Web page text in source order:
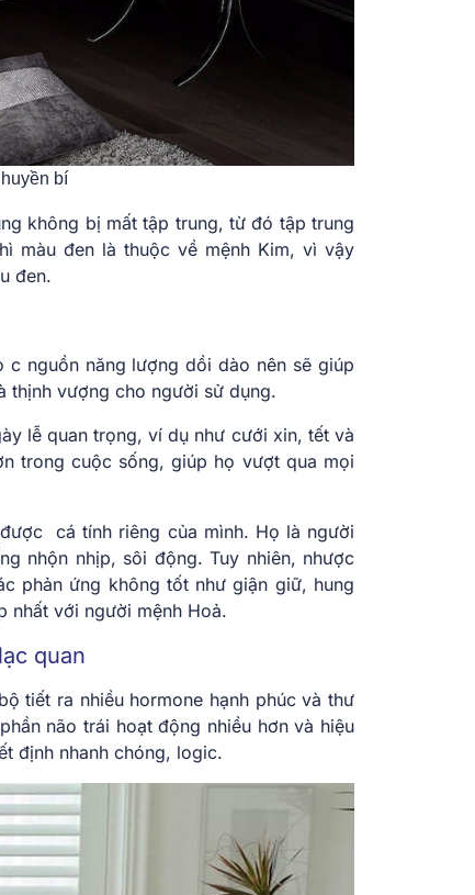
bí
không bị mất tập trung, từ đó tập trung
màu đen là thuộc về mệnh Kim, vì vậy
đen.
nguồn năng lượng dồi dào nên sẽ giúp
thịnh vượng cho người sử dụng.
lễ quan trọng, ví dụ như cưới xin, tết và
trong cuộc sống, giúp họ vượt qua mọi
cá tính riêng của mình. Họ là người
nhộn nhịp, sôi động. Tuy nhiên, nhược
phản ứng không tốt như giận giữ, hung
nhất với người mệnh Hoả.
quan
tiết ra nhiều hormone hạnh phúc và thư
não trái hoạt động nhiều hơn và hiệu
định nhanh chóng, logic.